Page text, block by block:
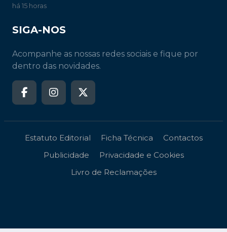
há 15 horas
SIGA-NOS
Acompanhe as nossas redes sociais e fique por
dentro das novidades.
Estatuto Editorial Ficha Técnica
Contactos
Publicidade
Privacidade e Cookies
Livro de Reclamações